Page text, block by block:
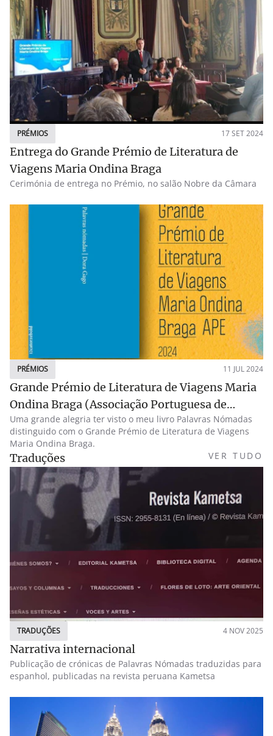
PRÉMIOS 17 SET 2024
Entrega do Grande Prémio de Literatura de
Viagens Maria Ondina Braga
Cerimónia de entrega no Prémio, no salão Nobre da Câmara
PRÉMIOS 11 JUL 2024
Grande Prémio de Literatura de Viagens Maria
Ondina Braga (Associação Portuguesa de
Escritores)
Uma grande alegria ter visto o meu livro Palavras Nómadas
distinguido com o Grande Prémio de Literatura de Viagens
Maria Ondina Braga.
Traduções VER TUDO
TRADUÇÕES 4 NOV 2025
Narrativa internacional
Publicação de crónicas de Palavras Nómadas traduzidas para
espanhol, publicadas na revista peruana Kametsa